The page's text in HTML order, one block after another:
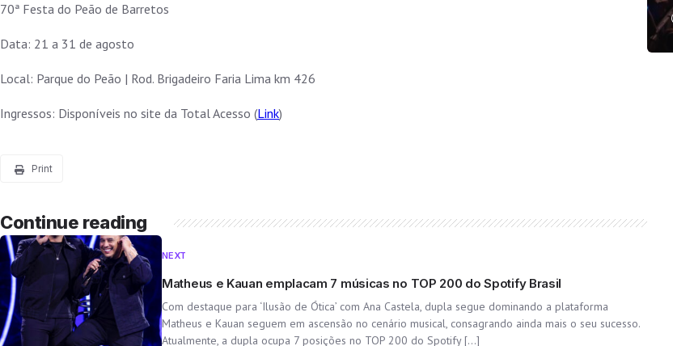
70ª Festa do Peão de Barretos
Data: 21 a 31 de agosto
Local: Parque do Peão | Rod. Brigadeiro Faria Lima km 426
Ingressos: Disponíveis no site da Total Acesso (Link)
Print
Continue reading
NEXT
Matheus e Kauan emplacam 7 músicas no TOP 200 do Spotify Brasil
Com destaque para ‘Ilusão de Ótica’ com Ana Castela, dupla segue dominando a plataforma
Matheus e Kauan seguem em ascensão no cenário musical, consagrando ainda mais o seu sucesso.
Atualmente, a dupla ocupa 7 posições no TOP 200 do Spotify […]
No Thanks